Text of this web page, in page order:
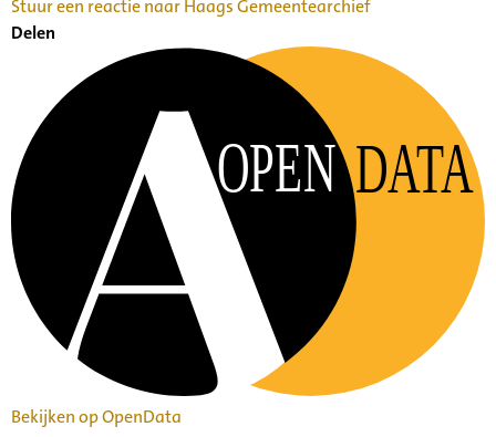
Stuur een reactie naar Haags Gemeentearchief
Delen
OPEN DATA
Bekijken op OpenData